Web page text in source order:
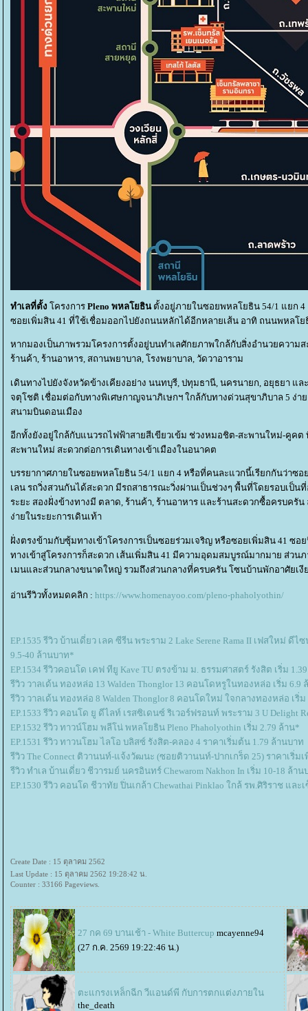
ทำเลที่ตั้ง ครงการ Pleno พหลโยธินตั้งอยู่ภายในซอยพหลโยธิน 54/1 แยก 4
ซอยเพิ่มสิน 41 ที่ใช้เชื่อมออกไปยังถนนหลักได้อีกหลายเส้น อาทิ ถนนพหลโย
หากมองเป็นภาพรวมโครงการตั้งอยู่บนทำเลศักยภาพใกล้กับสิ่งอำนวยความ
ร้านค้า, ร้านอาหาร, สถานพยาบาล, โรงพยาบาล, วัดวาอาราม
เดินทางไปยังจังหวัดข้างเคียงอย่าง นนทบุรี, ปทุมธานี, นครนายก, อยุธยา แ
จตุโชติ เชื่อมต่อกับทางพิเศษกาญจนาภิเษกฯ ใกล้กับทางด่วนสุขาภิบาล 5 ง่า
สนามบินดอนเมือง
อีกทั้งยังอยู่ใกล้กับแนวรถไฟฟ้าสายสีเขียวเข้ม ช่วงหมอชิต-สะพานใหม่-คูค
สะพานใหม่ สะดวกต่อการเดินทางเข้าเมืองในอนาคต
บรรยากาศภายในซอยพหลโยธิน 54/1 แยก 4 หรือที่คนละแวกนี้เรียกกันว่าซ
เลน รถวิ่งสวนกันได้สะดวก มีรถสาธารณะวิ่งผ่านเป็นช่วงๆ พื้นที่โดยรอบเป็
ระยะ สองฝั่งข้างทางมี ตลาด, ร้านค้า, ร้านอาหาร และร้านสะดวกซื้อครบครั
ง่ายในระยะการเดินเท้า
ฝั่งตรงข้ามกับซุ้มทางเข้าโครงการเป็นซอยร่วมเจริญ หรือซอยเพิ่มสิน 41 ซ
ทางเข้าสู่โครงการก็สะดวก เส้นเพิ่มสิน 41 มีความอุดมสมบูรณ์มากมาย ส่วน
เมนและส่วนกลางขนาดใหญ่ รวมถึงส่วนกลางที่ครบครัน โซนบ้านพักอาศัยเ
อ่านรีวิวทั้งหมดคลิก : https://www.homenayoo.com/pleno-phaholyothin/
EP.1535 รีวิว บ้านเดี่ยว เลค ซีรีน พระราม 2 Lake Serene Rama II เฟสใหม่ ดี
9.5-40 ล้านบาท*
EP.1534 รีวิวคอนโด เคฟ ทียู Kave TU ตรงข้าม ม. ธรรมศาสตร์ รังสิต เริ่ม
รีวิว วาลเด้น ทองหล่อ 13 Walden Thonglor 13 คอนโดหรูในทองหล่อ เริ่ม 6.9
รีวิว วาลเด้น ทองหล่อ 8 Walden Thonglor 8 คอนโดใหม่ ใจกลางทองหล่อ เริ่
EP.1533 รีวิว คอนโด ยู ดีไลท์ เรสซิเดนซ์ ริเวอร์ฟรอนท์ พระราม 3 U Delight
EP.1532 รีวิว ทาวน์โฮม พลีโน่ พหลโยธิน Pleno Phaholyothin เริ่ม 2.79 ล้าน*
EP.1531 รีวิว ทาวนโฮม ไลโอ บลิสซ์ รังสิต-คลอง 4 ราคาเริ่มต้น 1.79 ล้านบาท
รีวิว The Connect ติวานนท์-แจ้งวัฒนะ (ซอยติวานนท์-ปากเกร็ด 25) ราคาเริ่ม
รีวิว ทำเล บ้านเดี่ยว ชีวารมย์ นครอินทร์ Chewarom Nakhon In เริ่ม 10-18 ล้า
EP.1530 รีวิว คอนโด ชีวาทัย ปิ่นเกล้า Chewathai Pinklao ใกล้ รพ.ศิริราช และ
Create Date : 15 ตุลาคม 2562
Last Update : 15 ตุลาคม 2562 19:28:42 น.
Counter : 33166 Pageviews.
27 กค 69 บานเช้า - White Buttercup mcayenne94
(27 ก.ค. 2569 19:22:46 น.)
ตะแกรงเหล็กฉีก วีแอนด์พี กับการตกแต่งภายใน
the_death